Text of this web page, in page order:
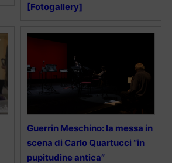
[Fotogallery]
Guerrin Meschino: la messa in
scena di Carlo Quartucci “in
pupitudine antica”